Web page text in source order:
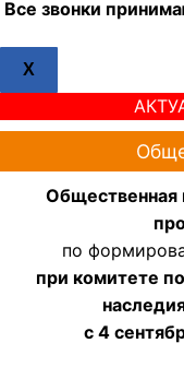
Все звонки
X
Общественная
по
при комитете
с 4